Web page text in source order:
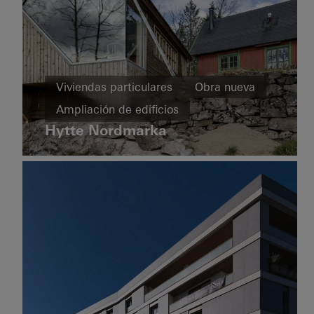
United
Kingdom
Viviendas
particulares
Ventanas
Puertas
correderas
F+C
House
Viviendas particulares
Obra nueva
Ampliación de edificios
Diseño y estética
Arquitectura excepcional
Ventanas
Hytte Nordmarka